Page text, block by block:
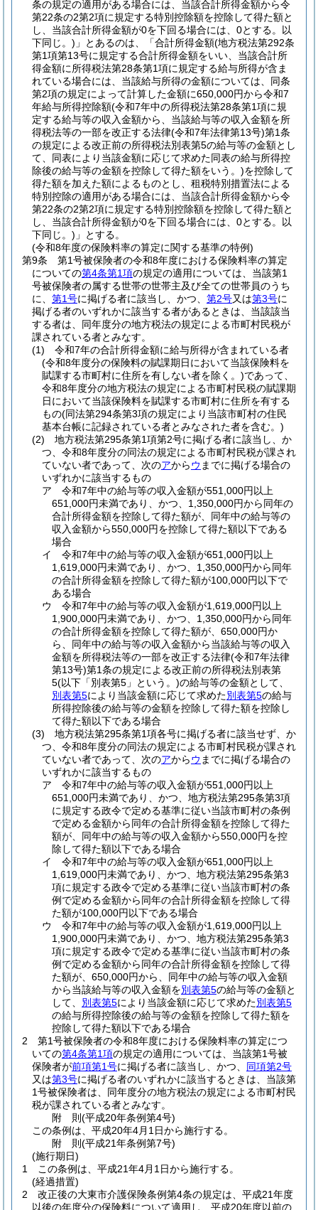
条の規定の適用がある場合には、当該合計所得金額から令
第22条の2第2項に規定する特別控除額を控除して得た額と
し、当該合計所得金額が0を下回る場合には、0とする。以
下同じ。) 」とあるのは、「合計所得金額(地方税法第292条
第1項第13号に規定する合計所得金額をいい、当該合計所
得金額に所得税法第28条第1項に規定する給与所得が含ま
れている場合には、当該給与所得の金額については、同条
第2項の規定によって計算した金額に650,000円から令和7
年給与所得控除額(令和7年中の所得税法第28条第1項に規
定する給与等の収入金額から、当該給与等の収入金額を所
得税法等の一部を改正する法律(令和7年法律第13号)第1条
の規定による改正前の所得税法別表第5の給与等の金額とし
て、同表により当該金額に応じて求めた同表の給与所得控
除後の給与等の金額を控除して得た額をいう。)を控除して
得た額を加えた額によるものとし、租税特別措置法による
特別控除の適用がある場合には、当該合計所得金額から令
第22条の2第2項に規定する特別控除額を控除して得た額と
し、当該合計所得金額が0を下回る場合には、0とする。以
下同じ。) 」とする。
(令和8年度の保険料率の算定に関する基準の特例)
第9条
第1号被保険者の令和8年度における保険料率の算定
についての第4条第1項の規定の適用については、当該第1
号被保険者の属する世帯の世帯主及び全ての世帯員のうち
に、 第1号に掲げる者に該当し、かつ、 第2号又は第3号に
掲げる者のいずれかに該当する者があるときは、当該該当
する者は、同年度分の地方税法の規定による市町村民税が
課されている者とみなす。
(1)
令和7年の合計所得金額に給与所得が含まれている者
(令和8年度分の保険料の賦課期日において当該保険料を
賦課する市町村に住所を有しない者を除く。)であって、
令和8年度分の地方税法の規定による市町村民税の賦課期
日において当該保険料を賦課する市町村に住所を有する
もの(同法第294条第3項の規定により当該市町村の住民
基本台帳に記録されている者とみなされた者を含む。)
(2)
地方税法第295条第1項第2号に掲げる者に該当し、か
つ、令和8年度分の同法の規定による市町村民税が課され
ていない者であって、次のアからウ までに掲げる場合の
いずれかに該当するもの
ア
令和7年中の給与等の収入金額が551,000円以上
651,000円未満であり、かつ、1,350,000円から同年の
合計所得金額を控除して得た額が、同年中の給与等の
収入金額から550,000円を控除して得た額以下である
場合
イ
令和7年中の給与等の収入金額が651,000円以上
1,619,000円未満であり、かつ、1,350,000円から同年
の合計所得金額を控除して得た額が100,000円以下で
ある場合
ウ
令和7年中の給与等の収入金額が1,619,000円以上
1,900,000円未満であり、かつ、1,350,000円から同年
の合計所得金額を控除して得た額が、650,000円か
ら、同年中の給与等の収入金額から当該給与等の収入
金額を所得税法等の一部を改正する法律(令和7年法律
第13号)第1条の規定による改正前の所得税法別表第
5(以下「別表第5」という。)の給与等の金額として、
別表第5により当該金額に応じて求めた別表第5の給与
所得控除後の給与等の金額を控除して得た額を控除し
て得た額以下である場合
(3)
地方税法第295条第1項各号に掲げる者に該当せず、か
つ、令和8年度分の同法の規定による市町村民税が課され
ていない者であって、次のアからウ までに掲げる場合の
いずれかに該当するもの
ア
令和7年中の給与等の収入金額が551,000円以上
651,000円未満であり、かつ、地方税法第295条第3項
に規定する政令で定める基準に従い当該市町村の条例
で定める金額から同年の合計所得金額を控除して得た
額が、同年中の給与等の収入金額から550,000円を控
除して得た額以下である場合
イ
令和7年中の給与等の収入金額が651,000円以上
1,619,000円未満であり、かつ、地方税法第295条第3
項に規定する政令で定める基準に従い当該市町村の条
例で定める金額から同年の合計所得金額を控除して得
た額が100,000円以下である場合
ウ
令和7年中の給与等の収入金額が1,619,000円以上
1,900,000円未満であり、かつ、地方税法第295条第3
項に規定する政令で定める基準に従い当該市町村の条
例で定める金額から同年の合計所得金額を控除して得
た額が、650,000円から、同年中の給与等の収入金額
から当該給与等の収入金額を別表第5の給与等の金額と
して、 別表第5により当該金額に応じて求めた別表第5
の給与所得控除後の給与等の金額を控除して得た額を
控除して得た額以下である場合
2
第1号被保険者の令和8年度における保険料率の算定につ
いての第4条第1項の規定の適用については、当該第1号被
保険者が前項第1号に掲げる者に該当し、かつ、 同項第2号
又は第3号に掲げる者のいずれかに該当するときは、当該第
1号被保険者は、同年度分の地方税法の規定による市町村民
税が課されている者とみなす。
附 則(平成20年条例第4号)
この条例は、平成20年4月1日から施行する。
附 則(平成21年条例第7号)
(施行期日)
1
この条例は、平成21年4月1日から施行する。
(経過措置)
2
改正後の大東市介護保険条例第4条の規定は、平成21年度
以後の年度分の保険料について適用し、平成20年度以前の